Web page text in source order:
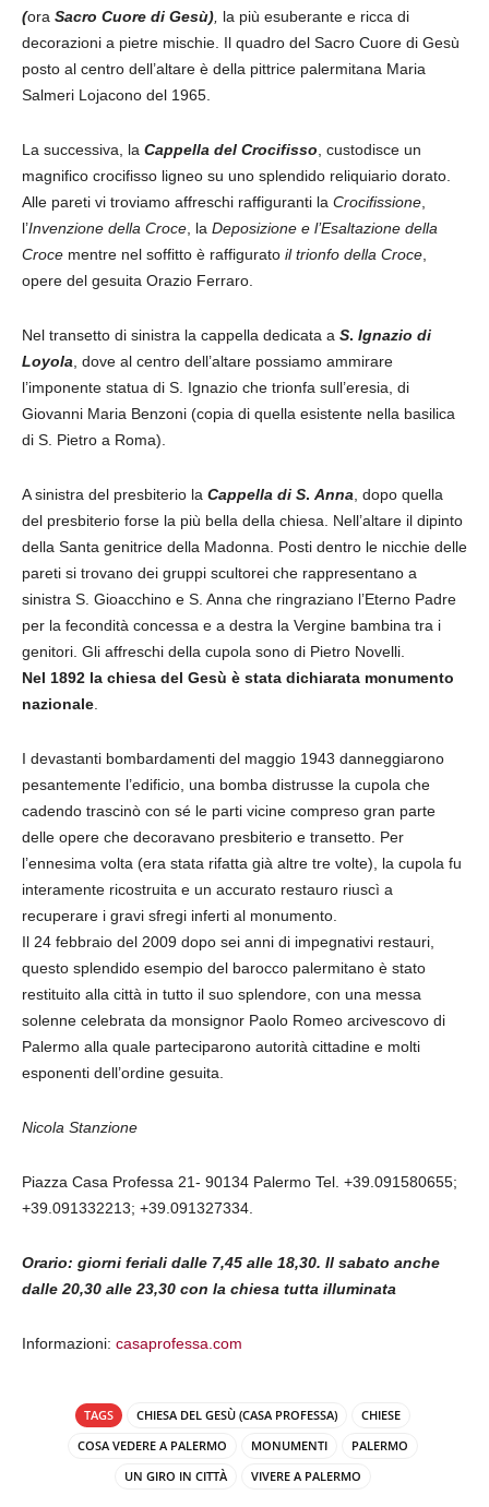
(ora Sacro Cuore di Gesù) la più esuberante e ricca di
decorazioni a pietre mischie. Il quadro del Sacro Cuore di Gesù
posto al centro dell’altare è della pittrice palermitana Maria
Salmeri Lojacono del 1965.
La successiva, la Cappella del Crocifisso , custodisce un
magnifico crocifisso ligneo su uno splendido reliquiario dorato.
Alle pareti vi troviamo affreschi raffiguranti la Crocifissione
l’Invenzione della Croce , la Deposizione e l’Esaltazione della
Croce mentre nel soffitto è raffigurato il trionfo della Croce
opere del gesuita Orazio Ferraro.
Nel transetto di sinistra la cappella dedicata a S. Ignazio di
Loyola , dove al centro dell’altare possiamo ammirare
l’imponente statua di S. Ignazio che trionfa sull’eresia, di
Giovanni Maria Benzoni (copia di quella esistente nella basilica
di S. Pietro a Roma).
A sinistra del presbiterio la Cappella di S. Anna , dopo quella
del presbiterio forse la più bella della chiesa. Nell’altare il dipinto
della Santa genitrice della Madonna. Posti dentro le nicchie delle
pareti si trovano dei gruppi scultorei che rappresentano a
sinistra S. Gioacchino e S. Anna che ringraziano l’Eterno Padre
per la fecondità concessa e a destra la Vergine bambina tra i
genitori. Gli affreschi della cupola sono di Pietro Novelli.
Nel 1892 la chiesa del Gesù è stata dichiarata monumento
nazionale
I devastanti bombardamenti del maggio 1943 danneggiarono
pesantemente l’edificio, una bomba distrusse la cupola che
cadendo trascinò con sé le parti vicine compreso gran parte
delle opere che decoravano presbiterio e transetto. Per
l’ennesima volta (era stata rifatta già altre tre volte), la cupola fu
interamente ricostruita e un accurato restauro riuscì a
recuperare i gravi sfregi inferti al monumento.
Il 24 febbraio del 2009 dopo sei anni di impegnativi restauri,
questo splendido esempio del barocco palermitano è stato
restituito alla città in tutto il suo splendore, con una messa
solenne celebrata da monsignor Paolo Romeo arcivescovo di
Palermo alla quale parteciparono autorità cittadine e molti
esponenti dell’ordine gesuita.
Nicola Stanzione
Piazza Casa Professa 21- 90134 Palermo Tel. +39.091580655;
+39.091332213; +39.091327334.
Orario: giorni feriali dalle 7,45 alle 18,30. Il sabato anche
dalle 20,30 alle 23,30 con la chiesa tutta illuminata
Informazioni: casaprofessa.com
TAGS CHIESA DEL GESÙ (CASA PROFESSA)
CHIESE
COSA VEDERE A PALERMO
MONUMENTI
PALERMO
UN GIRO IN CITTÀ
VIVERE A PALERMO